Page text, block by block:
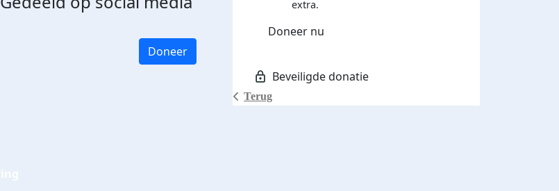
Doneer
Terug
extra.
Doneer nu